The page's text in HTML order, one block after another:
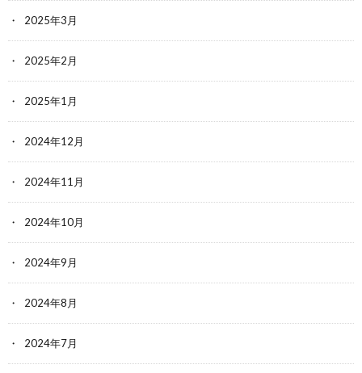
2025年3月
2025年2月
2025年1月
2024年12月
2024年11月
2024年10月
2024年9月
2024年8月
2024年7月